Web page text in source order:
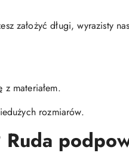
założyć długi, wyrazisty
materiałem.
rozmiarów.
Ruda